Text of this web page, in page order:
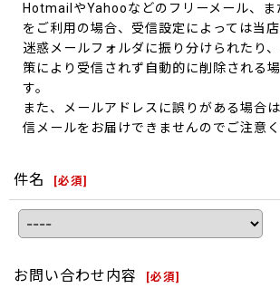
HotmailやYahooなどのフリーメール、ま
をご利用の場合、受信設定によっては当
迷惑メールフォルダに振り分けられたり
策により受信されず自動的に削除される
す。
また、メールアドレスに誤りがある場合
信メールをお届けできませんのでご注意く
件名 [必須]
お問い合わせ内容 [必須]